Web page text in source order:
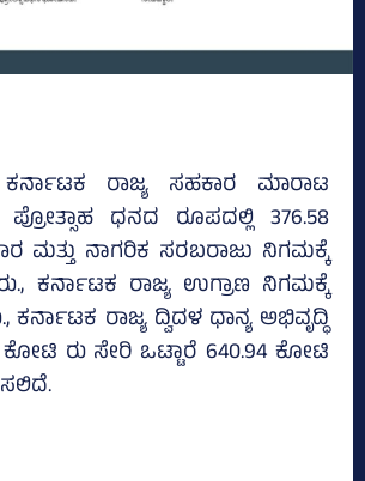
ರಾಜ್ಯ ಸಹಕಾರ ಮಾರಾಟ
ಧನದ ರೂಪದಲ್ಲಿ 376.58
ಮತ್ತು ನಾಗರಿಕ ಸರಬರಾಜು ನಿಗಮಕ್ಕೆ
ಕರ್ನಾಟಕ ರಾಜ್ಯ ಉಗ್ರಾಣ ನಿಗಮಕ್ಕೆ
ಕರ್ನಾಟಕ ರಾಜ್ಯ ದ್ವಿದಳ ಧಾನ್ಯ ಅಭಿವೃದ್ಧಿ
ರು ಸೇರಿ ಒಟ್ಟಾರೆ 640.94 ಕೋಟಿ